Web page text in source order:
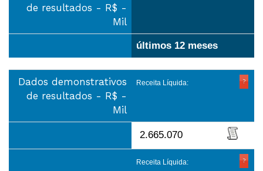
de resultados - R$ -
Mil
últimos 12 meses
Dados demonstrativos
de resultados - R$ -
Mil
Receita Líquida:
2.665.070
Receita Líquida: